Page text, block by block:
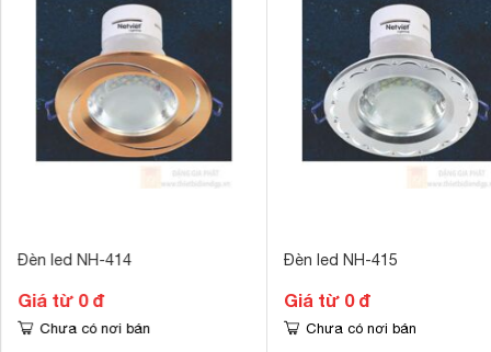
Đèn led NH-414
Giá từ 0 đ
Chưa có nơi bán
Đèn led NH-415
Giá từ 0 đ
Chưa có nơi bán